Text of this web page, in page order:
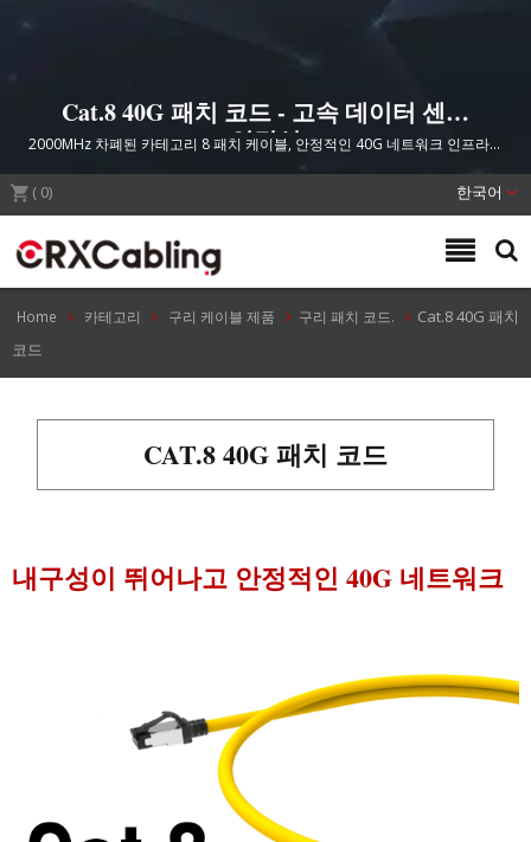
Cat.8 40G 패치 코드 - 고속 데이터 센터
연결성
2000MHz 차폐된 카테고리 8 패치 케이블, 안정적인 40G 네트워크 인프라를
위한 특허받은 3핀 RJ45 커넥터
( 0) 한국어
Home 카테고리 구리 케이블 제품 구리 패치 코드.
Cat.8 40G 패치
코드
CAT.8 40G 패치 코드
내구성이 뛰어나고 안정적인 40G 네트워크